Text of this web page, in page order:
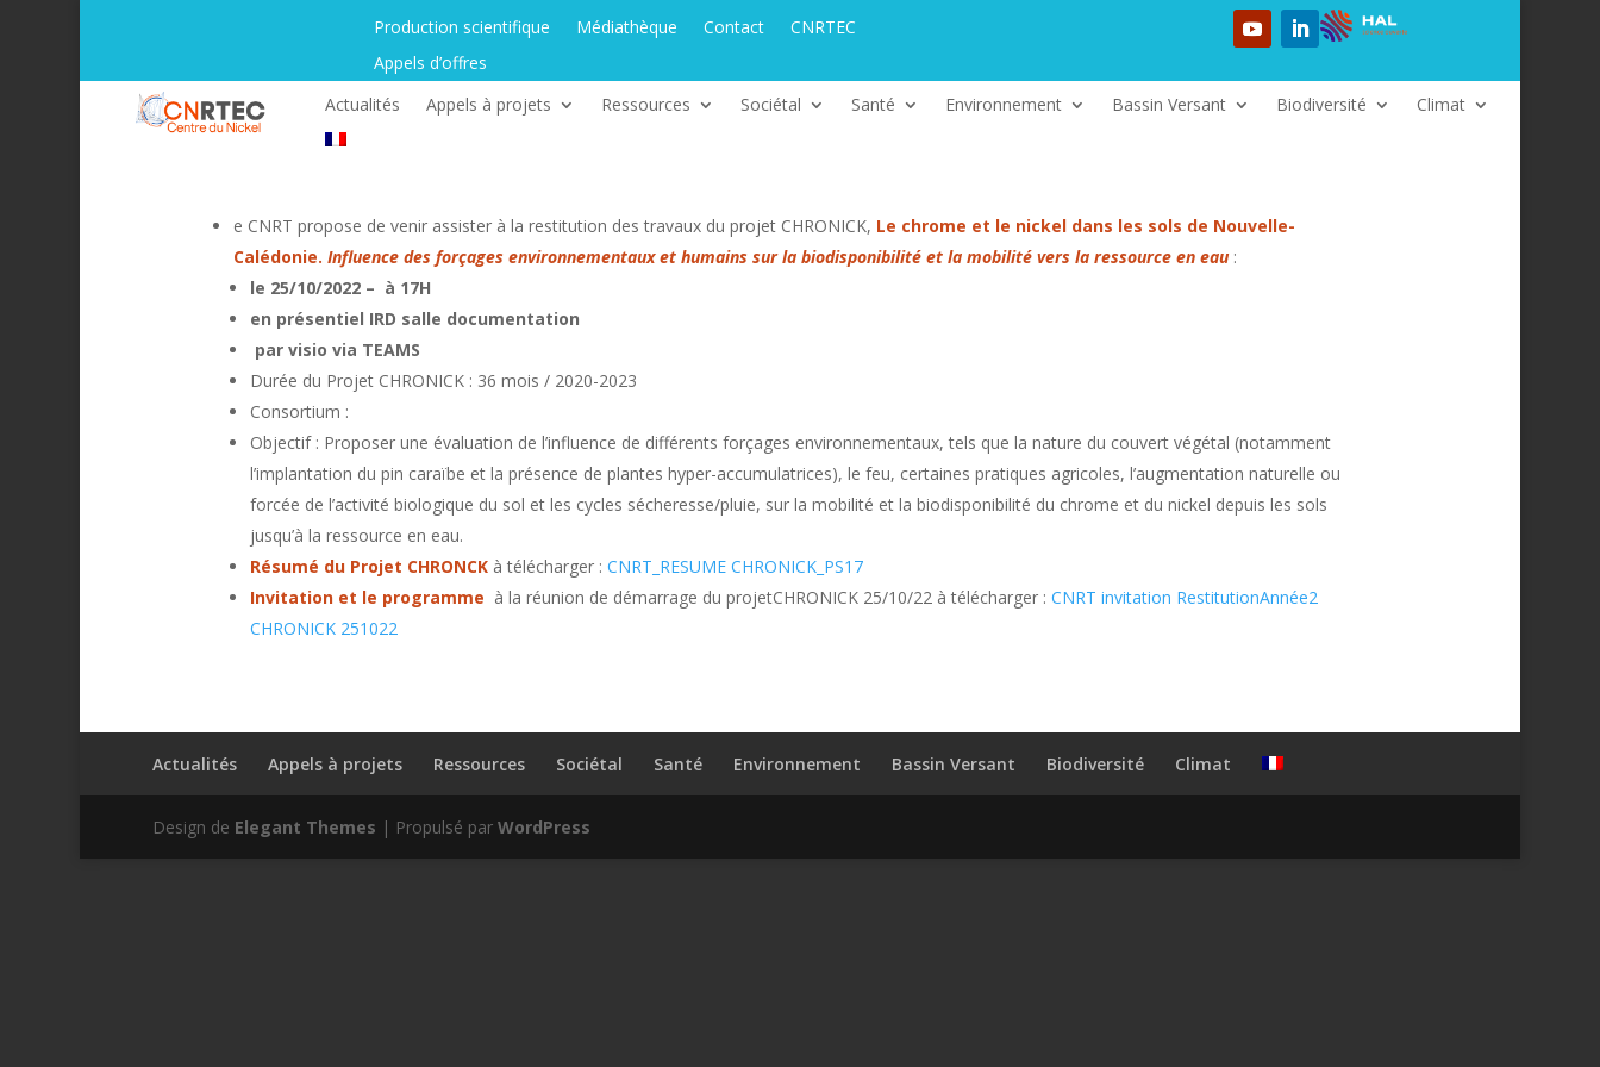
Production scientifique Médiathèque Contact
CNRTEC
Appels d’offres
Actualités
Appels à projets Ressources Sociétal Santé Environnement Bassin Versant Biodiversité Climat
e CNRT propose de venir assister à la restitution des travaux du projet CHRONICK, Le chrome et le nickel dans les sols de Nouvelle-
Calédonie.Influence des forçages environnementaux et humains sur la biodisponibilité et la mobilité vers la ressource en eau :
le 25/10/2022 – à 17H
en présentiel IRD salle documentation
par visio via TEAMS
Durée du Projet CHRONICK : 36 mois / 2020-2023
Consortium :
Objectif : Proposer une évaluation de l’influence de différents forçages environnementaux, tels que la nature du couvert végétal (notamment
l’implantation du pin caraïbe et la présence de plantes hyper-accumulatrices), le feu, certaines pratiques agricoles, l’augmentation naturelle ou
forcée de l’activité biologique du sol et les cycles sécheresse/pluie, sur la mobilité et la biodisponibilité du chrome et du nickel depuis les sols
jusqu’à la ressource en eau.
Résumé du Projet CHRONCK à télécharger :CNRT_RESUME CHRONICK_PS17
Invitation et le programme à la réunion de démarrage du projetCHRONICK 25/10/22 à télécharger :CNRT invitation RestitutionAnnée2
CHRONICK 251022
Actualités Appels à projets Ressources Sociétal Santé Environnement Bassin Versant Biodiversité Climat
Design de Elegant Themes | Propulsé par WordPress